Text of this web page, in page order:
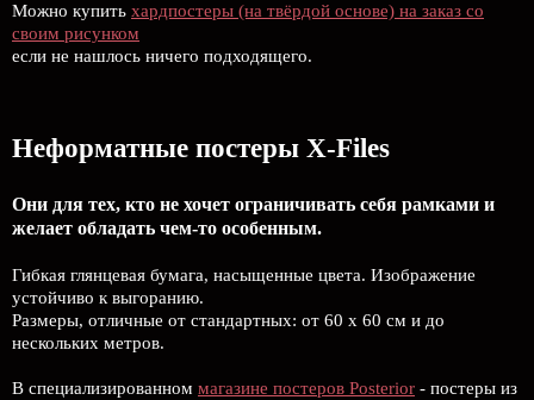
Можно купить хардпостеры (на твёрдой основе) на заказ со
своим рисунком
если не нашлось ничего подходящего.
Неформатные постеры X-Files
Они для тех, кто не хочет ограничивать себя рамками и
желает обладать чем-то особенным.
Гибкая глянцевая бумага, насыщенные цвета. Изображение
устойчиво к выгоранию.
Размеры, отличные от стандартных: от 60 х 60 см и до
нескольких метров.
В специализированном магазине постеров Posterior - постеры из